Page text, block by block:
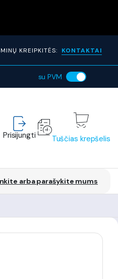
KREIPKITĖS: KONTAKTAI
su PVM
Prisijungti Tuščias krepšelis
arba parašykite mums